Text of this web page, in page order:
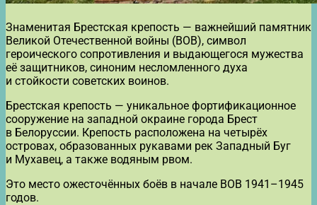
Знаменитая Брестская крепость — важнейший памятник
Великой Отечественной войны (ВОВ), символ
героического сопротивления и выдающегося мужества
её защитников, синоним несломленного духа
и стойкости советских воинов.
Брестская крепость — уникальное фортификационное
сооружение на западной окраине города Брест
в Белоруссии. Крепость расположена на четырёх
островах, образованных рукавами рек Западный Буг
и Мухавец, а также водяным рвом.
Это место ожесточённых боёв в начале ВОВ 1941–1945
годов.